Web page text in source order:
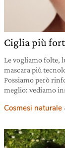
Ciglia più
Le vogliamo folte,
mascara più
Possiamo però
meglio: vediamo
Cosmesi naturale